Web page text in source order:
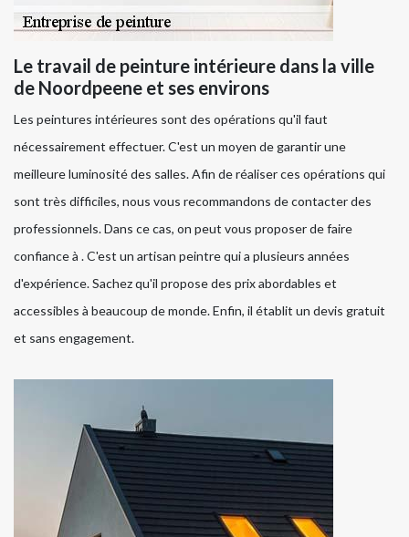
Le travail de peinture intérieure dans la ville
de Noordpeene et ses environs
Les peintures intérieures sont des opérations qu'il faut
nécessairement effectuer. C'est un moyen de garantir une
meilleure luminosité des salles. Afin de réaliser ces opérations qui
sont très difficiles, nous vous recommandons de contacter des
professionnels. Dans ce cas, on peut vous proposer de faire
confiance à . C'est un artisan peintre qui a plusieurs années
d'expérience. Sachez qu'il propose des prix abordables et
accessibles à beaucoup de monde. Enfin, il établit un devis gratuit
et sans engagement.